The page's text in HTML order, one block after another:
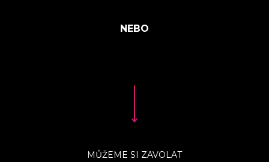
MŮŽEME SI ZAVOLAT